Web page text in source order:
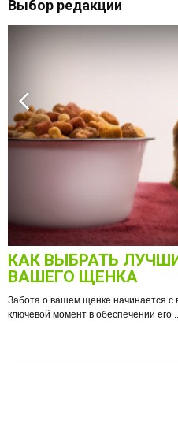
Выбор редакции
КАК ВЫБРАТЬ
ВАШЕГО ЩЕНКА
Забота о вашем щенке начинается
ключевой момент в обеспечении его